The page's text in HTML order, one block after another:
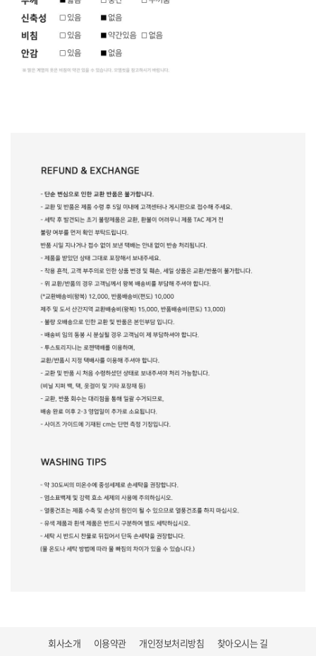
회사소개 이용약관 개인정보처리방침 찾아오시는 길